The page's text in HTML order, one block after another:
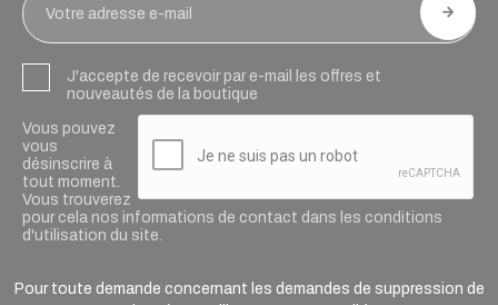
J'accepte de recevoir par e-mail les offres et
nouveautés de la boutique
Vous pouvez
vous
désinscrire à
tout moment.
Vous trouverez
pour cela nos informations de contact dans les conditions
d'utilisation du site.
Pour toute demande concernant les demandes de suppression de